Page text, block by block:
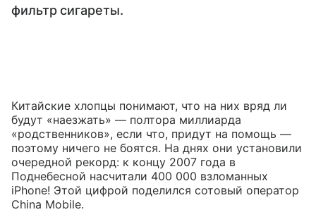
фильтр сигареты.
Китайские хлопцы понимают, что на них вряд ли
будут «наезжать» — полтора миллиарда
«родственников», если что, придут на помощь —
поэтому ничего не боятся. На днях они установили
очередной рекорд: к концу 2007 года в
Поднебесной насчитали 400 000 взломанных
iPhone! Этой цифрой поделился сотовый оператор
China Mobile.